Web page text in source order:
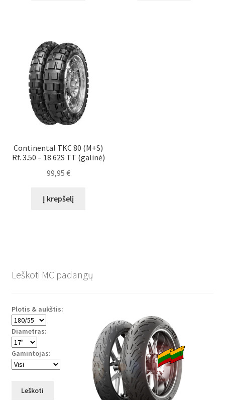
Continental TKC 80 (M+S)
Rf. 3.50 – 18 62S TT (galinė)
99,95 €
Į krepšelį
Leškoti MC padangų
Plotis & aukštis:
Diametras:
Gamintojas:
Leškoti